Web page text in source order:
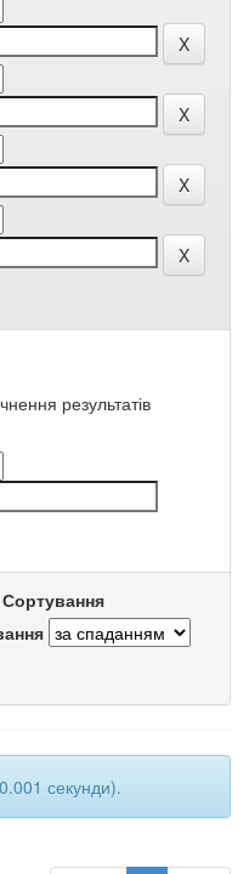
результатів
Сортування
секунди).